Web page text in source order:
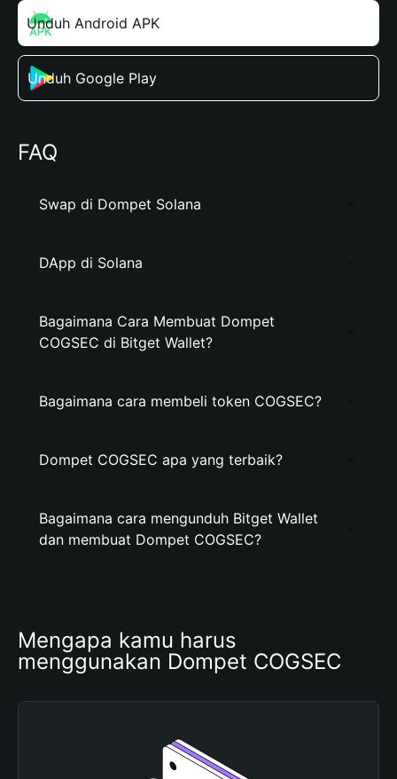
Unduh Android APK
Unduh Google Play
FAQ
Swap di Dompet Solana
DApp di Solana
Bagaimana Cara Membuat Dompet
COGSEC di Bitget Wallet?
Bagaimana cara membeli token COGSEC?
Dompet COGSEC apa yang terbaik?
Bagaimana cara mengunduh Bitget Wallet
dan membuat Dompet COGSEC?
Mengapa kamu harus
menggunakan Dompet COGSEC